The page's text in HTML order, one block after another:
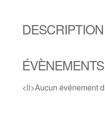
DESCRIPTION
<li>Aucun événement